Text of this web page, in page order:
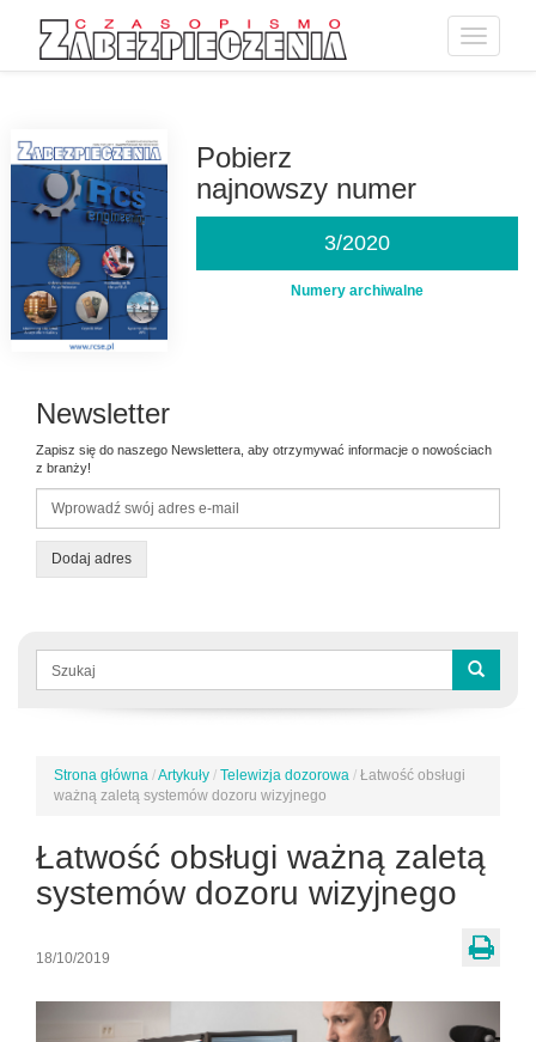
Toggle
Pobierz
najnowszy numer
3/2020
Numery archiwalne
Newsletter
Zapisz się do naszego Newslettera, aby otrzymywać informacje o nowościach
z branży!
Dodaj adres
Formularz
wyszukiwania
Jesteś
tutaj
Strona główna /Artykuły / Telewizja dozorowa / Łatwość obsługi
ważną zaletą systemów dozoru wizyjnego
Łatwość obsługi ważną zaletą
systemów dozoru wizyjnego
18/10/2019